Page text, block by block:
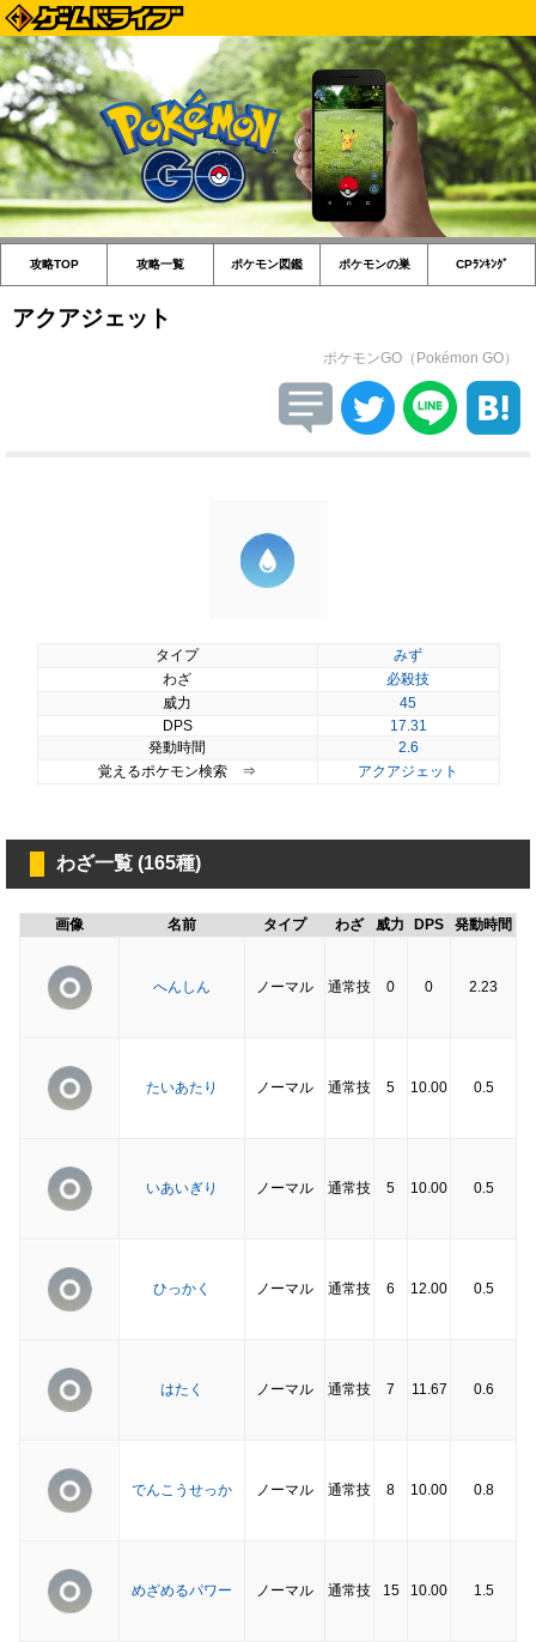
攻略TOP 攻略一覧 ポケモン図鑑 ポケモンの巣 CPﾗﾝｷﾝｸﾞ
アクアジェット
ポケモンGO（Pokémon GO）
タイプ
みず
わざ
必殺技
威力
45
DPS
17.31
発動時間
2.6
覚えるポケモン検索 ⇒
アクアジェット
わざ一覧 (165種)
画像 名前 タイプ わざ 威力 DPS 発動時間
へんしん ノーマル 通常技 0 0 2.23
たいあたり ノーマル 通常技 5 10.00 0.5
いあいぎり ノーマル 通常技 5 10.00 0.5
ひっかく ノーマル 通常技 6 12.00 0.5
はたく ノーマル 通常技 7 11.67 0.6
でんこうせっか ノーマル 通常技 8 10.00 0.8
めざめるパワー ノーマル 通常技 15 10.00 1.5